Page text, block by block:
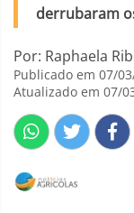
derrubaram
Por: Raphaela
Publicado em 07/
Atualizado em 07/